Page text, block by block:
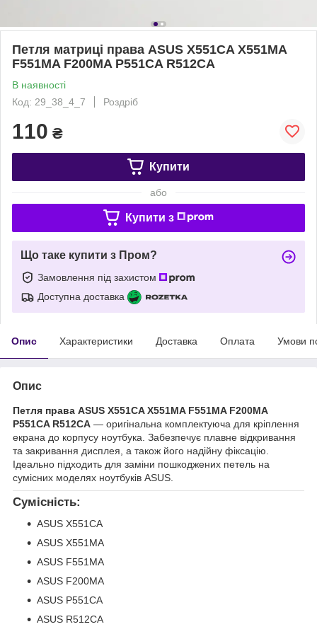
Петля матриці права ASUS X551CA X551MA
F551MA F200MA P551CA R512CA
В наявності
Код: 29_38_4_7
Роздріб
110 ₴
Купити
або
Купити з
Що таке купити з Пром?
Замовлення під захистом
Доступна доставка
Опис Характеристики Доставка Оплата Умови
Опис
Петля права ASUS X551CA X551MA F551MA F200MA
P551CA R512CA — оригінальна комплектуюча для кріплення
екрана до корпусу ноутбука. Забезпечує плавне відкривання
та закривання дисплея, а також його надійну фіксацію.
Ідеально підходить для заміни пошкоджених петель на
сумісних моделях ноутбуків ASUS.
Сумісність:
ASUS X551CA
ASUS X551MA
ASUS F551MA
ASUS F200MA
ASUS P551CA
ASUS R512CA